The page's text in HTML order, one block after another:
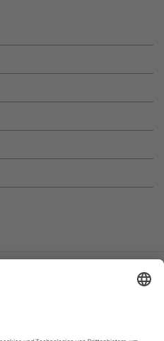
& Co. Betriebs KG